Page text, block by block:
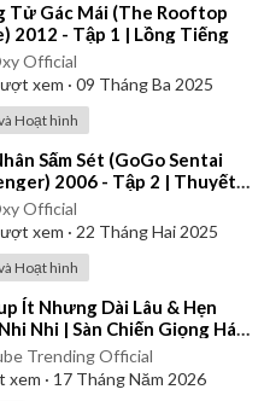
Tử Gác Mái (The Rooftop
2012 - Tập 1 | Lồng Tiếng
Official
xem · 09 Tháng Ba 2025
Hoạt hình
Sấm Sét (GoGo Sentai
2006 - Tập 2 | Thuyết
Official
xem · 22 Tháng Hai 2025
Hoạt hình
Ít Nhưng Dài Lâu & Hẹn
Nhi | Sàn Chiến Giọng Hát
Trending Official
xem · 17 Tháng Năm 2026